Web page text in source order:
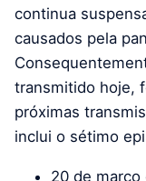
continua
causados ​​pela
transmitido hoje,
próximas
inclui o sétimo
20 de